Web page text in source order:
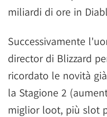
miliardi di ore in
Successivamente
director di Blizzard
ricordato le novità
la Stagione 2
miglior loot, più slot